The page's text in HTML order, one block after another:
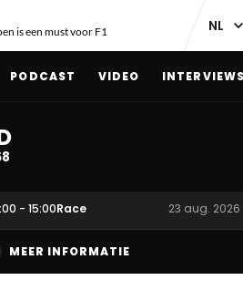
is een must voor F1
PODCAST VIDEO INTERVIEWS
- 15:00Race 23 aug. 2026
MEER INFORMATIE